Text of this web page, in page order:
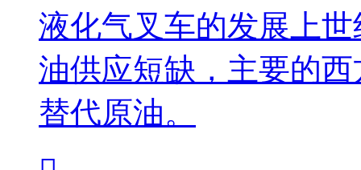
液化气叉车的发展上
油供应短缺，主要的
替代原油。